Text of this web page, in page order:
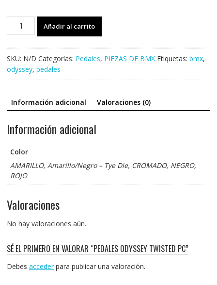
Pedales
cantidad
Añadir al carrito
SKU: N/D Categorías: Pedales, PIEZAS DE BMX Etiquetas: bmx,
odyssey, pedales
Información adicional Valoraciones (0)
Información adicional
Color
AMARILLO, Amarillo/Negro – Tye Die, CROMADO, NEGRO,
ROJO
Valoraciones
No hay valoraciones aún.
SÉ EL PRIMERO EN VALORAR “PEDALES ODYSSEY TWISTED PC”
Debes accederpara publicar una valoración.